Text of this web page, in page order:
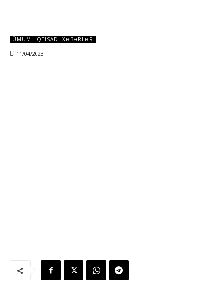
ÜMUMI IQTISADI XƏBƏRLƏR
11/04/2023